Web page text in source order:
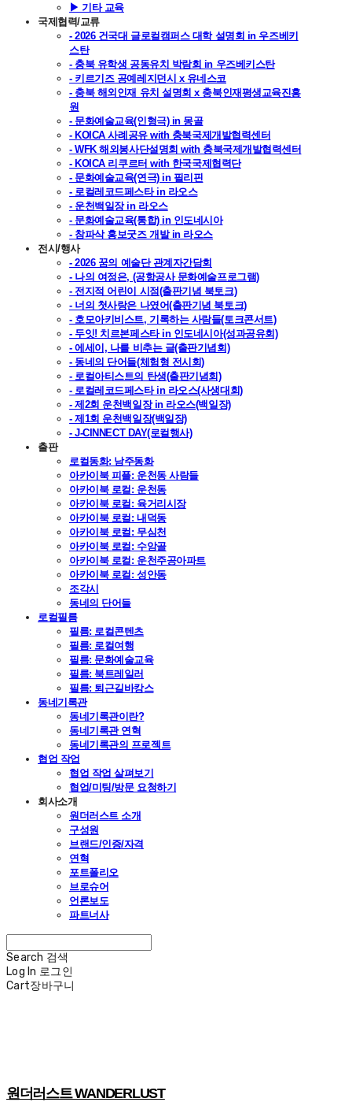
▶ 기타 교육
국제협력/교류
- 2026 건국대 글로컬캠퍼스 대학 설명회 in 우즈베키
스탄
- 충북 유학생 공동유치 박람회 in 우즈베키스탄
- 키르기즈 공예레지던시 x 유네스코
- 충북 해외인재 유치 설명회 x 충북인재평생교육진흥
원
- 문화예술교육(인형극) in 몽골
- KOICA 사례공유 with 충북국제개발협력센터
- WFK 해외봉사단설명회 with 충북국제개발협력센터
- KOICA 리쿠르터 with 한국국제협력단
- 문화예술교육(연극) in 필리핀
- 로컬레코드페스타 in 라오스
- 운천백일장 in 라오스
- 문화예술교육(통합) in 인도네시아
- 참파삭 홍보굿즈 개발 in 라오스
전시/행사
- 2026 꿈의 예술단 관계자간담회
- 나의 여정은, (공항공사 문화예술프로그램)
- 전지적 어린이 시점(출판기념 북토크)
- 너의 첫사랑은 나였어(출판기념 북토크)
- 호모아키비스트, 기록하는 사람들(토크콘서트)
- 두잇! 치르본페스타 in 인도네시아(성과공유회)
- 에세이, 나를 비추는 글(출판기념회)
- 동네의 단어들(체험형 전시회)
- 로컬아티스트의 탄생(출판기념회)
- 로컬레코드페스타 in 라오스(사생대회)
- 제2회 운천백일장 in 라오스(백일장)
- 제1회 운천백일장(백일장)
- J-CINNECT DAY(로컬행사)
출판
로컬동화: 남주동화
아카이북 피플: 운천동 사람들
아카이북 로컬: 운천동
아카이북 로컬: 육거리시장
아카이북 로컬: 내덕동
아카이북 로컬: 무심천
아카이북 로컬: 수암골
아카이북 로컬: 운천주공아파트
아카이북 로컬: 성안동
조각시
동네의 단어들
로컬필름
필름: 로컬콘텐츠
필름: 로컬여행
필름: 문화예술교육
필름: 북트레일러
필름: 퇴근길바캉스
동네기록관
동네기록관이란?
동네기록관 연혁
동네기록관의 프로젝트
협업 작업
협업 작업 살펴보기
협업/미팅/방문 요청하기
회사소개
원더러스트 소개
구성원
브랜드/인증/자격
연혁
포트폴리오
브로슈어
언론보도
파트너사
Search 검색
Log In 로그인
Cart장바구니
원더러스트 WANDERLUST